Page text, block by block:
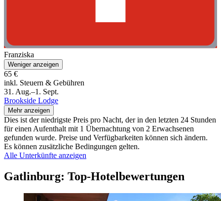
Franziska
Weniger anzeigen
65 €
inkl. Steuern & Gebühren
31. Aug.–1. Sept.
Brookside Lodge
Mehr anzeigen
Dies ist der niedrigste Preis pro Nacht, der in den letzten 24 Stunden
für einen Aufenthalt mit 1 Übernachtung von 2 Erwachsenen
gefunden wurde. Preise und Verfügbarkeiten können sich ändern.
Es können zusätzliche Bedingungen gelten.
Alle Unterkünfte anzeigen
Gatlinburg: Top-Hotelbewertungen